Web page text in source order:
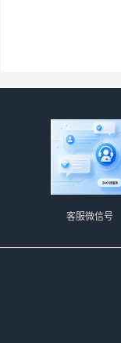
客服微信号